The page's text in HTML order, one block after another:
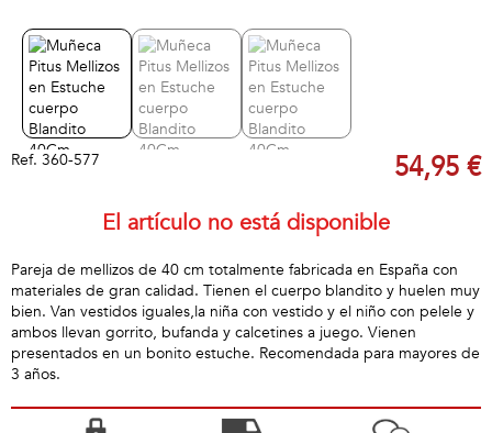
Ref. 360-577 54,95 €
El artículo no está disponible
Pareja de mellizos de 40 cm totalmente fabricada en España con
materiales de gran calidad. Tienen el cuerpo blandito y huelen muy
bien. Van vestidos iguales,la niña con vestido y el niño con pelele y
ambos llevan gorrito, bufanda y calcetines a juego. Vienen
presentados en un bonito estuche. Recomendada para mayores de
3 años.